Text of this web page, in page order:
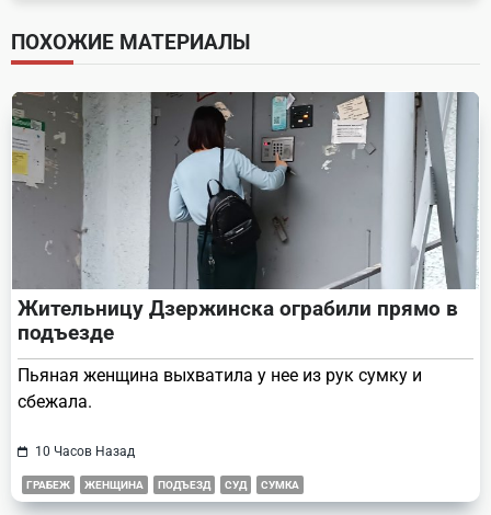
screen-
reader-
text">Page</span>
ПОХОЖИЕ МАТЕРИАЛЫ
Жительницу Дзержинска ограбили прямо в
подъезде
Пьяная женщина выхватила у нее из рук сумку и
сбежала.
10 Часов Назад
ГРАБЕЖ ЖЕНЩИНА ПОДЪЕЗД СУД СУМКА